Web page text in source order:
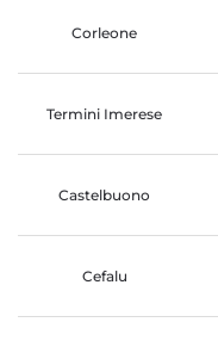
Corleone
Termini Imerese
Castelbuono
Cefalu